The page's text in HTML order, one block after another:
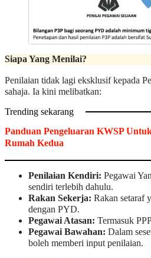
Siapa Yang Menilai?
Penilaian tidak lagi eksklusif kepada
sahaja. Ia kini melibatkan:
Trending sekarang
Panduan Pengeluaran KWSP
Rumah Kedua
Penilaian Kendiri: Pegawai
sendiri terlebih dahulu.
Rakan Sekerja: Rakan setaraf
dengan PYD.
Pegawai Atasan: Termasuk
Pegawai Bawahan: Dalam
boleh memberi input penilaian.